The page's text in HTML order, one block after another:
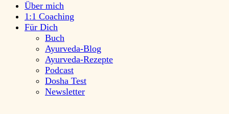
Über mich
1:1 Coaching
Für Dich
Buch
Ayurveda-Blog
Ayurveda-Rezepte
Podcast
Dosha Test
Newsletter